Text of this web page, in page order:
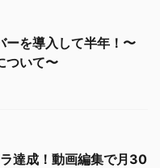
ーを導入して半年！〜
ついて〜
達成！動画編集で月30